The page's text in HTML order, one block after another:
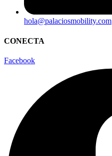
hola@palaciosmobility.com
CONECTA
Facebook